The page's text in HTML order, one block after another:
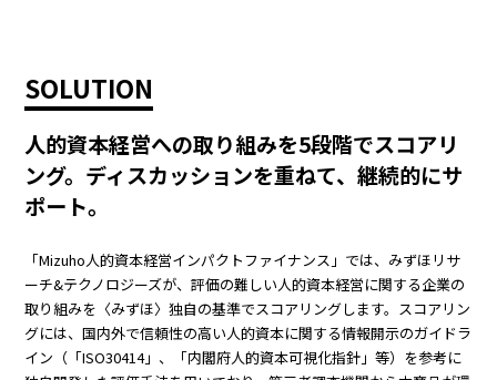
SOLUTION
人的資本経営への取り組みを5段階でスコアリ
ング。ディスカッションを重ねて、継続的にサ
ポート。
「Mizuho人的資本経営インパクトファイナンス」では、みずほリサ
ーチ&テクノロジーズが、評価の難しい人的資本経営に関する企業の
取り組みを〈みずほ〉独自の基準でスコアリングします。スコアリン
グには、国内外で信頼性の高い人的資本に関する情報開示のガイドラ
イン（「ISO30414」、「内閣府人的資本可視化指針」等）を参考に